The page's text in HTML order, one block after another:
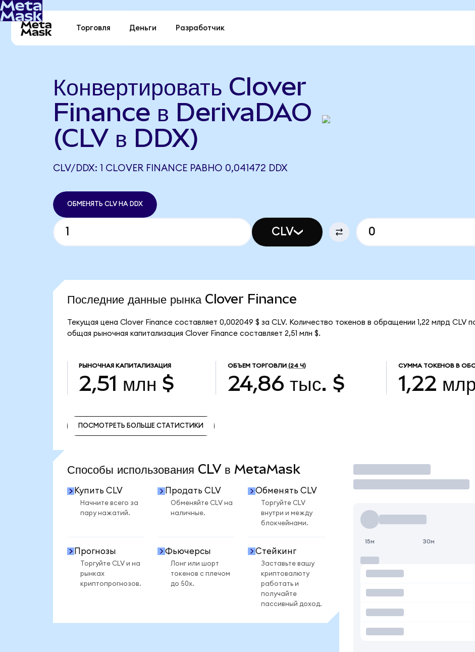
Торговля Деньги Разработчик
Конвертировать Clover
Finance в DerivaDAO
(CLV в DDX)
CLV/DDX: 1 CLOVER FINANCE РАВНО 0,041472 DDX
ОБМЕНЯТЬ CLV НА DDX
CLV
Последние данные рынка Clover Finance
Текущая цена Clover Finance составляет 0,002049 $ за CLV. Количество токенов в обращении 1,22 млрд CLV
общая рыночная капитализация Clover Finance составляет 2,51 млн $.
РЫНОЧНАЯ КАПИТАЛИЗАЦИЯ
2,51 млн $
ОБЪЕМ ТОРГОВЛИ (24 Ч)
24,86 тыс. $
СУММА ТОКЕНОВ В
1,22
ПОСМОТРЕТЬ БОЛЬШЕ СТАТИСТИКИ
Способы использования CLV в MetaMask
Купить CLV
Начните всего за
пару нажатий.
Продать CLV
Обменяйте CLV на
наличные.
Обменять CLV
Торгуйте CLV
внутри и между
блокчейнами.
Прогнозы
Торгуйте CLV и на
рынках
криптопрогнозов.
Фьючерсы
Лонг или шорт
токенов с плечом
до 50x.
Стейкинг
Заставьте вашу
криптовалюту
работать и
получайте
пассивный доход.
Торговать
15м 30м